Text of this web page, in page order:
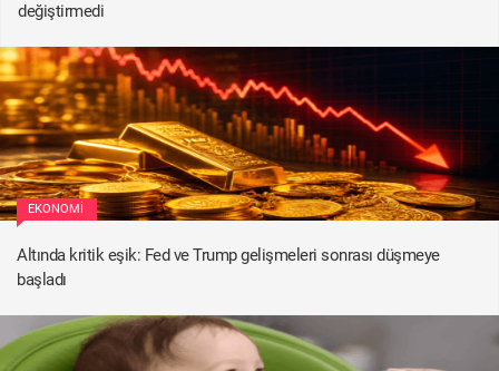
değiştirmedi
EKONOMI
Altında kritik eşik: Fed ve Trump gelişmeleri sonrası düşmeye
başladı